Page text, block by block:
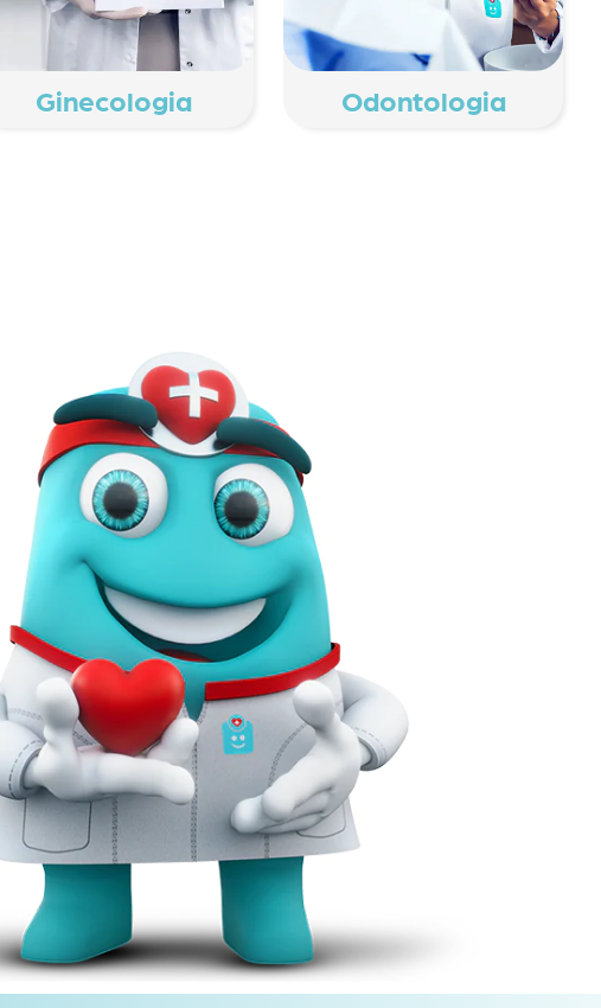
Ginecologia Odontologia